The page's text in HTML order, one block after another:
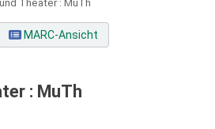
MARC-Ansicht
: MuTh